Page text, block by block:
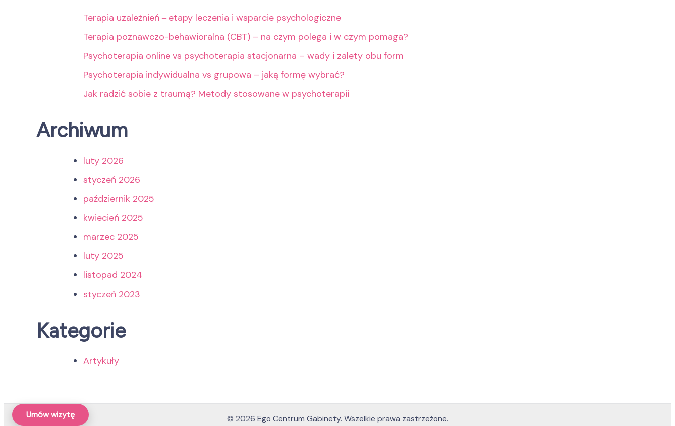
Terapia uzależnień ‒ etapy leczenia i wsparcie psychologiczne
Terapia poznawczo-behawioralna (CBT) – na czym polega i w czym pomaga?
Psychoterapia online vs psychoterapia stacjonarna – wady i zalety obu form
Psychoterapia indywidualna vs grupowa – jaką formę wybrać?
Jak radzić sobie z traumą? Metody stosowane w psychoterapii
Archiwum
luty 2026
styczeń 2026
październik 2025
kwiecień 2025
marzec 2025
luty 2025
listopad 2024
styczeń 2023
Kategorie
Artykuły
© 2026 Ego Centrum Gabinety. Wszelkie prawa zastrzeżone.
Umów wizytę